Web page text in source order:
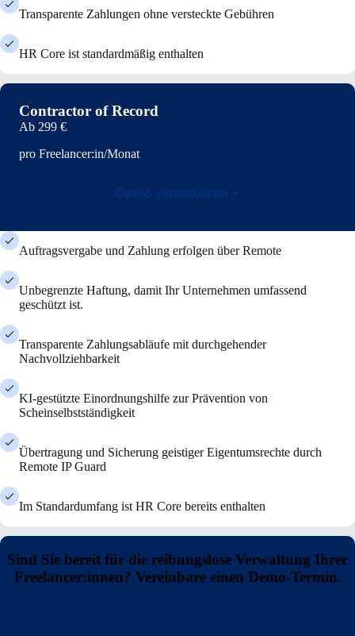
Transparente Zahlungen ohne versteckte Gebühren
HR Core ist standardmäßig enthalten
Contractor of Record
Ab 299 €
pro Freelancer:in/Monat
Demo vereinbaren
Auftragsvergabe und Zahlung erfolgen über Remote
Unbegrenzte Haftung, damit Ihr Unternehmen umfassend
geschützt ist.
Transparente Zahlungsabläufe mit durchgehender
Nachvollziehbarkeit
KI-gestützte Einordnungshilfe zur Prävention von
Scheinselbstständigkeit
Übertragung und Sicherung geistiger Eigentumsrechte durch
Remote IP Guard
Im Standardumfang ist HR Core bereits enthalten
Sind Sie bereit für die reibungslose Verwaltung Ihrer
Freelancer:innen? Vereinbare einen Demo-Termin.